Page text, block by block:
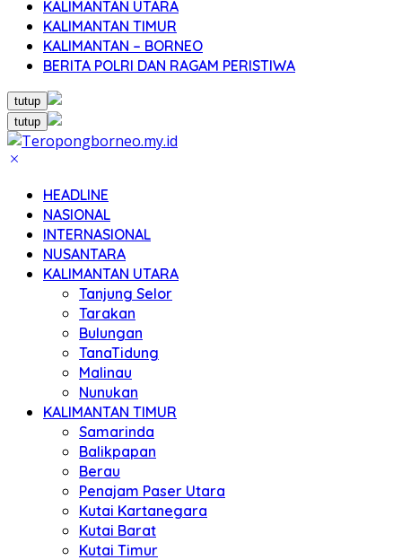
KALIMANTAN UTARA
KALIMANTAN TIMUR
KALIMANTAN – BORNEO
BERITA POLRI DAN RAGAM PERISTIWA
tutup
tutup
HEADLINE
NASIONAL
INTERNASIONAL
NUSANTARA
KALIMANTAN UTARA
Tanjung Selor
Tarakan
Bulungan
TanaTidung
Malinau
Nunukan
KALIMANTAN TIMUR
Samarinda
Balikpapan
Berau
Penajam Paser Utara
Kutai Kartanegara
Kutai Barat
Kutai Timur